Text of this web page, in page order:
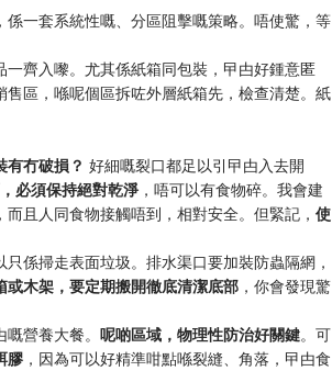
一套系統性嘅、分區阻擊嘅策略。唔使驚，等
齊入嚟。尤其係紙箱同包裝，曱甴好鍾意匿
區，喺呢個區拆咗外層紙箱先，檢查清楚。紙
有冇破損？ 好細嘅裂口都足以引曱甴入去開
必須保持絕對乾淨 ，唔可以有食物碎。我會建
且人同食物接觸唔到，相對安全。但緊記， 使
只係掃走表面垃圾。排水渠口要加裝防蟲隔網，
或木架，要定期搬開徹底清潔底部 ，你會發現驚
營養大餐。 呢啲區域，物理性防治好關鍵。可
膠 ，因為可以好精準咁點喺裂縫、角落，曱甴食